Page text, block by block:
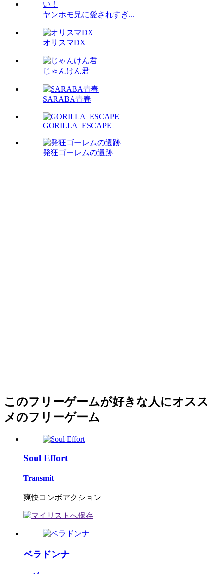
ヤンホモ兄に愛されすぎ...
オリスマDX
じゃんけん君
SARABA青春
GORILLA_ESCAPE
発狂ゴーレムの遺跡
このフリーゲームが好きな人にオスス
メのフリーゲーム
Soul Effort
Transmit
爽快コンボアクション
ベラドンナ